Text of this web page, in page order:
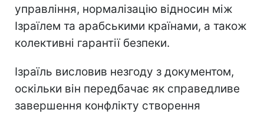
управління, нормалізацію відносин між
Ізраїлем та арабськими країнами, а також
колективні гарантії безпеки.
Ізраїль висловив незгоду з документом,
оскільки він передбачає як справедливе
завершення конфлікту створення